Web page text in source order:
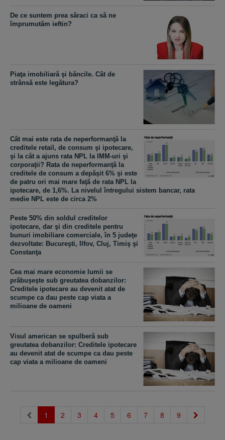
De ce suntem prea săraci ca să ne
împrumutăm ieftin?
Piaţa imobiliară şi băncile. Cât de
strânsă este legătura?
Cât mai este rata de neperformanţă la
creditele retail, de consum şi ipotecare,
şi la cât a ajuns rata NPL la IMM-uri şi
corporaţii? Rata de neperformanţă la
creditele de consum a depăşit 6% şi este
de patru ori mai mare faţă de rata NPL la
ipotecare, de 1,6%. La nivelul întregului sistem bancar, rata
medie NPL este de circa 2%
Peste 50% din soldul creditelor
ipotecare, dar şi din creditele pentru
bunuri imobiliare comerciale, în 5 judeţe
dezvoltate: Bucureşti, Ilfov, Cluj, Timiş şi
Constanţa
Cea mai mare economie lumii se
prăbuşeşte sub greutatea dobanzilor:
Creditele ipotecare au devenit atat de
scumpe ca dau peste cap viata a
milioane de oameni
Visul american se spulberă sub
greutatea dobanzilor: Creditele ipotecare
au devenit atat de scumpe ca dau peste
cap viata a milioane de oameni
1 (current)
2 3 4 5 6 7 8 9